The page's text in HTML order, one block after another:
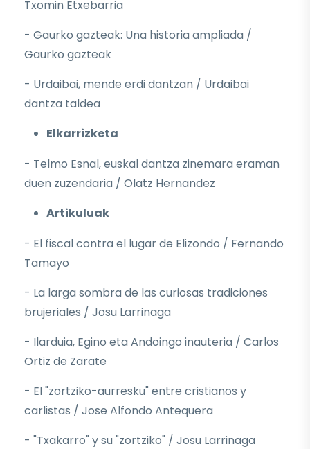
Txomin Etxebarria
- Gaurko gazteak: Una historia ampliada /
Gaurko gazteak
- Urdaibai, mende erdi dantzan / Urdaibai
dantza taldea
Elkarrizketa
- Telmo Esnal, euskal dantza zinemara eraman
duen zuzendaria / Olatz Hernandez
Artikuluak
- El fiscal contra el lugar de Elizondo / Fernando
Tamayo
- La larga sombra de las curiosas tradiciones
brujeriales / Josu Larrinaga
- Ilarduia, Egino eta Andoingo inauteria / Carlos
Ortiz de Zarate
- El "zortziko-aurresku" entre cristianos y
carlistas / Jose Alfondo Antequera
- "Txakarro" y su "zortziko" / Josu Larrinaga